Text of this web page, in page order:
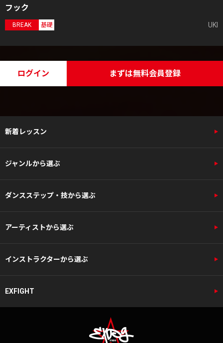
フック
BREAK 基礎 UKI
ログイン まずは無料会員登録
新着レッスン
ジャンルから選ぶ
ダンスステップ・技から選ぶ
アーティストから選ぶ
インストラクターから選ぶ
EXFIGHT